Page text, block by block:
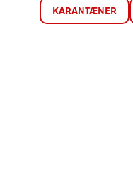
KARANTÆNER